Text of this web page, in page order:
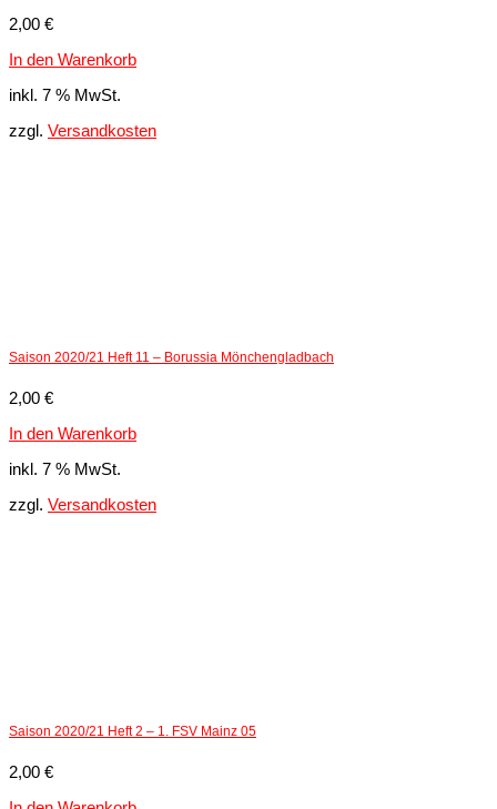
2,00 €
In den Warenkorb
inkl. 7 % MwSt.
zzgl. Versandkosten
Saison 2020/21 Heft 11 – Borussia Mönchengladbach
2,00 €
In den Warenkorb
inkl. 7 % MwSt.
zzgl. Versandkosten
Saison 2020/21 Heft 2 – 1. FSV Mainz 05
2,00 €